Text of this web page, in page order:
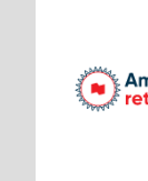
contenu